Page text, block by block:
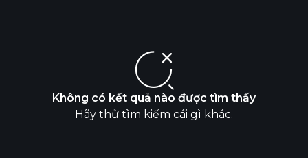
Không có kết quả nào được tìm thấy
Hãy thử tìm kiếm cái gì khác.